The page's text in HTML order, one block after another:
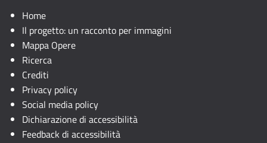
Home
Il progetto: un racconto per immagini
Mappa Opere
Ricerca
Crediti
Privacy policy
Social media policy
Dichiarazione di accessibilità
Feedback di accessibilità